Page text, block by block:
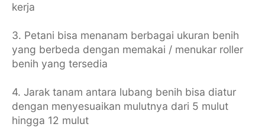
kerja
3. Petani bisa menanam berbagai ukuran benih
yang berbeda dengan memakai / menukar roller
benih yang tersedia
4. Jarak tanam antara lubang benih bisa diatur
dengan menyesuaikan mulutnya dari 5 mulut
hingga 12 mulut